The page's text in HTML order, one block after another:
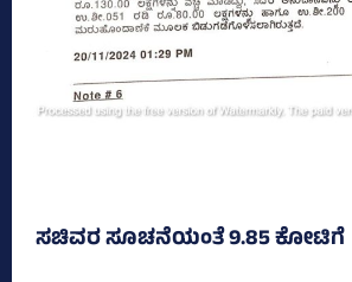
ಸಚಿವರ ಸೂಚನೆಯಂತೆ 9.85 ಕೋಟಿಗೆ